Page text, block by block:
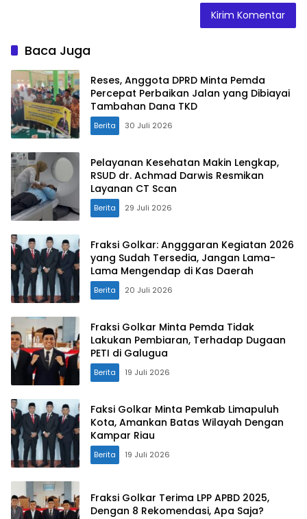
Baca Juga
Reses, Anggota DPRD Minta Pemda
Percepat Perbaikan Jalan yang Dibiayai
Tambahan Dana TKD
Berita 30 Juli 2026
Pelayanan Kesehatan Makin Lengkap,
RSUD dr. Achmad Darwis Resmikan
Layanan CT Scan
Berita 29 Juli 2026
Fraksi Golkar: Angggaran Kegiatan 2026
yang Sudah Tersedia, Jangan Lama-
Lama Mengendap di Kas Daerah
Berita 20 Juli 2026
Fraksi Golkar Minta Pemda Tidak
Lakukan Pembiaran, Terhadap Dugaan
PETI di Galugua
Berita 19 Juli 2026
Faksi Golkar Minta Pemkab Limapuluh
Kota, Amankan Batas Wilayah Dengan
Kampar Riau
Berita 19 Juli 2026
Fraksi Golkar Terima LPP APBD 2025,
Dengan 8 Rekomendasi, Apa Saja?